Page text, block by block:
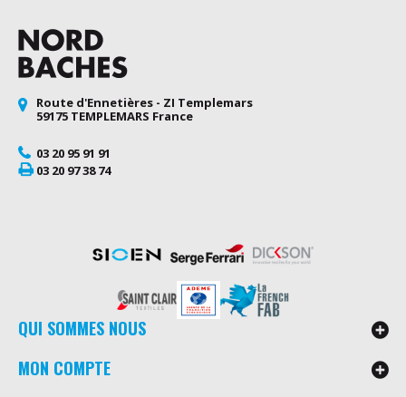
Route d'Ennetières - ZI Templemars
59175 TEMPLEMARS France
03 20 95 91 91
03 20 97 38 74
QUI SOMMES NOUS
MON COMPTE